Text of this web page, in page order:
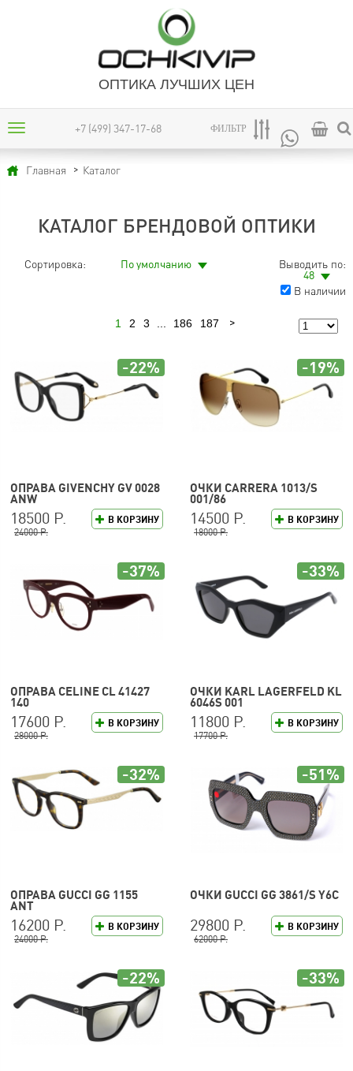
ОПТИКА ЛУЧШИХ ЦЕН
+7 (499) 347-17-68 ФИЛЬТР
Главная Каталог
КАТАЛОГ БРЕНДОВОЙ ОПТИКИ
Сортировка: По умолчанию
Выводить по:
48
В наличии
1 2 3 186 187
ОПРАВА GIVENCHY GV 0028
ANW
В КОРЗИНУ
18500 Р.
24000 Р.
-22%
ОЧКИ CARRERA 1013/S
001/86
В КОРЗИНУ
14500 Р.
18000 Р.
-19%
ОПРАВА CELINE CL 41427
140
В КОРЗИНУ
17600 Р.
28000 Р.
-37%
ОЧКИ KARL LAGERFELD KL
6046S 001
В КОРЗИНУ
11800 Р.
17700 Р.
-33%
ОПРАВА GUCCI GG 1155
ANT
В КОРЗИНУ
16200 Р.
24000 Р.
-32%
ОЧКИ GUCCI GG 3861/S Y6C
В КОРЗИНУ
29800 Р.
62000 Р.
-51%
-22% -33%